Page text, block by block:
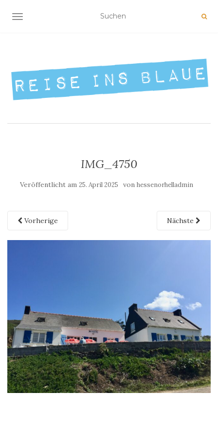
NAVIGATION UMSCHALTEN
IMG_4750
Veröffentlicht am 25. April 2025 von hessenorhelladmin
Vorherige Nächste